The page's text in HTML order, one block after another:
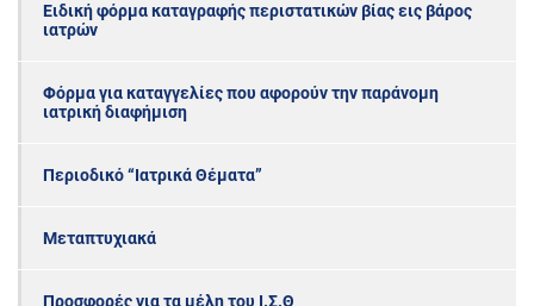
Ειδική φόρμα καταγραφής περιστατικών βίας εις βάρος
ιατρών
Φόρμα για καταγγελίες που αφορούν την παράνομη
ιατρική διαφήμιση
Περιοδικό “Ιατρικά Θέματα”
Μεταπτυχιακά
Προσφορές για τα μέλη του Ι.Σ.Θ